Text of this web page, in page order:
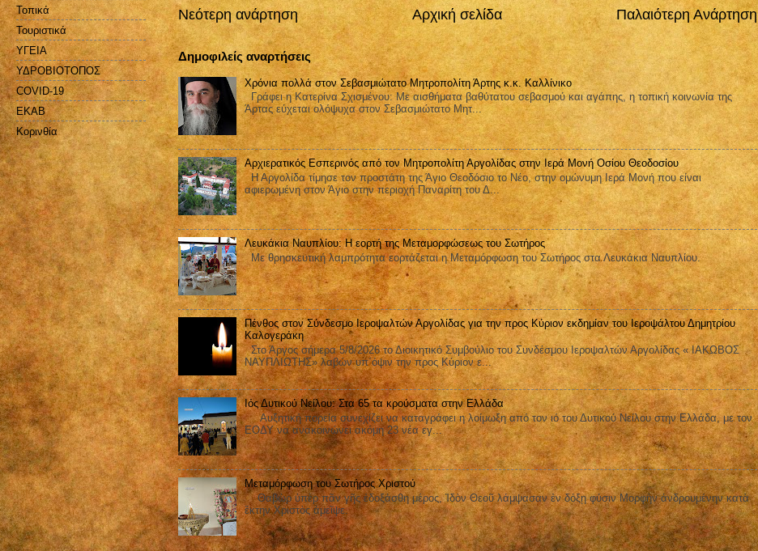
Νεότερη ανάρτηση Παλαιότερη Ανάρτηση
Αρχική σελίδα
Δημοφιλείς αναρτήσεις
Χρόνια πολλά στον Σεβασμιώτατο Μητροπολίτη Άρτης κ.κ. Καλλίνικο
Γράφει η Κατερίνα Σχισμένου: Με αισθήματα βαθύτατου σεβασμού και αγάπης, η τοπική κοινωνία της
Άρτας εύχεται ολόψυχα στον Σεβασμιώτατο Μητ...
Αρχιερατικός Εσπερινός από τον Μητροπολίτη Αργολίδας στην Ιερά Μονή Οσίου Θεοδοσίου
Η Αργολίδα τίμησε τον προστάτη της Άγιο Θεοδόσιο το Νέο, στην ομώνυμη Ιερά Μονή που είναι
αφιερωμένη στον Άγιο στην περιοχή Παναρίτη του Δ...
Λευκάκια Ναυπλίου: Η εορτή της Μεταμορφώσεως του Σωτήρος
Με θρησκευτική λαμπρότητα εορτάζεται η Μεταμόρφωση του Σωτήρος στα Λευκάκια Ναυπλίου.
Πένθος στον Σύνδεσμο Ιεροψαλτών Αργολίδας για την προς Κύριον εκδημίαν του Ιεροψάλτου Δημητρίου
Καλογεράκη
Στο Άργος σήμερα 5/8/2026 το Διοικητικό Συμβούλιο του Συνδέσμου Ιεροψαλτών Αργολίδας « ΙΑΚΩΒΟΣ
ΝΑΥΠΛΙΩΤΗΣ» λαβών υπ΄όψιν την προς Κύριον ε...
Ιός Δυτικού Νείλου: Στα 65 τα κρούσματα στην Ελλάδα
Αυξητική πορεία συνεχίζει να καταγράφει η λοίμωξη από τον ιό του Δυτικού Νείλου στην Ελλάδα, με τον
ΕΟΔΥ να ανακοινώνει ακόμη 23 νέα εγ...
Μεταμόρφωση του Σωτήρος Χριστού
Θαβὼρ ὑπὲρ πᾶν γῆς ἐδοξάσθη μέρος, Ἰδὸν Θεοῦ λάμψασαν ἐν δόξῃ φύσιν Μορφὴν ἀνδρουμένην κατὰ
ἕκτην Χριστὸς ἀμεῖψε.
Τοπικά
Τουριστικά
ΥΓΕΙΑ
ΥΔΡΟΒΙΟΤΟΠΟΣ
COVID-19
EKAB
Kορινθία